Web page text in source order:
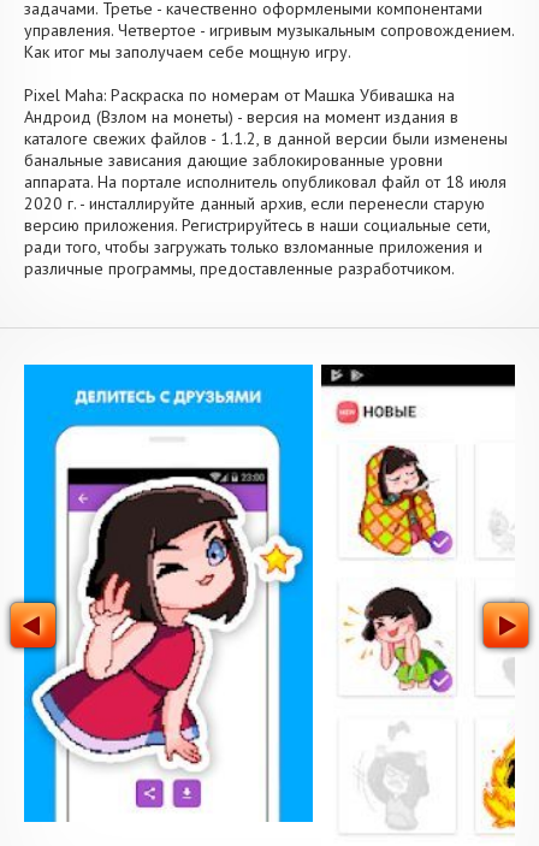
задачами. Третье - качественно оформлеными компонентами
управления. Четвертое - игривым музыкальным сопровождением.
Как итог мы заполучаем себе мощную игру.
Pixel Maha: Раскраска по номерам от Машка Убивашка на
Андроид (Взлом на монеты) - версия на момент издания в
каталоге свежих файлов - 1.1.2, в данной версии были изменены
банальные зависания дающие заблокированные уровни
аппарата. На портале исполнитель опубликовал файл от 18 июля
2020 г. - инсталлируйте данный архив, если перенесли старую
версию приложения. Регистрируйтесь в наши социальные сети,
ради того, чтобы загружать только взломанные приложения и
различные программы, предоставленные разработчиком.